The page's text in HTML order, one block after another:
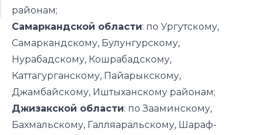
районам;
Самаркандской области: по Ургутскому,
Самаркандскому, Булунгурскому,
Нурабадскому, Кошрабадскому,
Каттагурганскому, Пайарыкскому,
Джамбайскому, Иштыханскому районам;
Джизакской области: по Зааминскому,
Бахмальскому, Галляаральскому, Шараф-